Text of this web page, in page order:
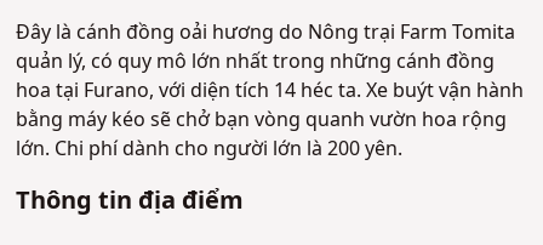
Đây là cánh đồng oải hương do Nông trại Farm Tomita
quản lý, có quy mô lớn nhất trong những cánh đồng
hoa tại Furano, với diện tích 14 héc ta. Xe buýt vận hành
bằng máy kéo sẽ chở bạn vòng quanh vườn hoa rộng
lớn. Chi phí dành cho người lớn là 200 yên.
Thông tin địa điểm